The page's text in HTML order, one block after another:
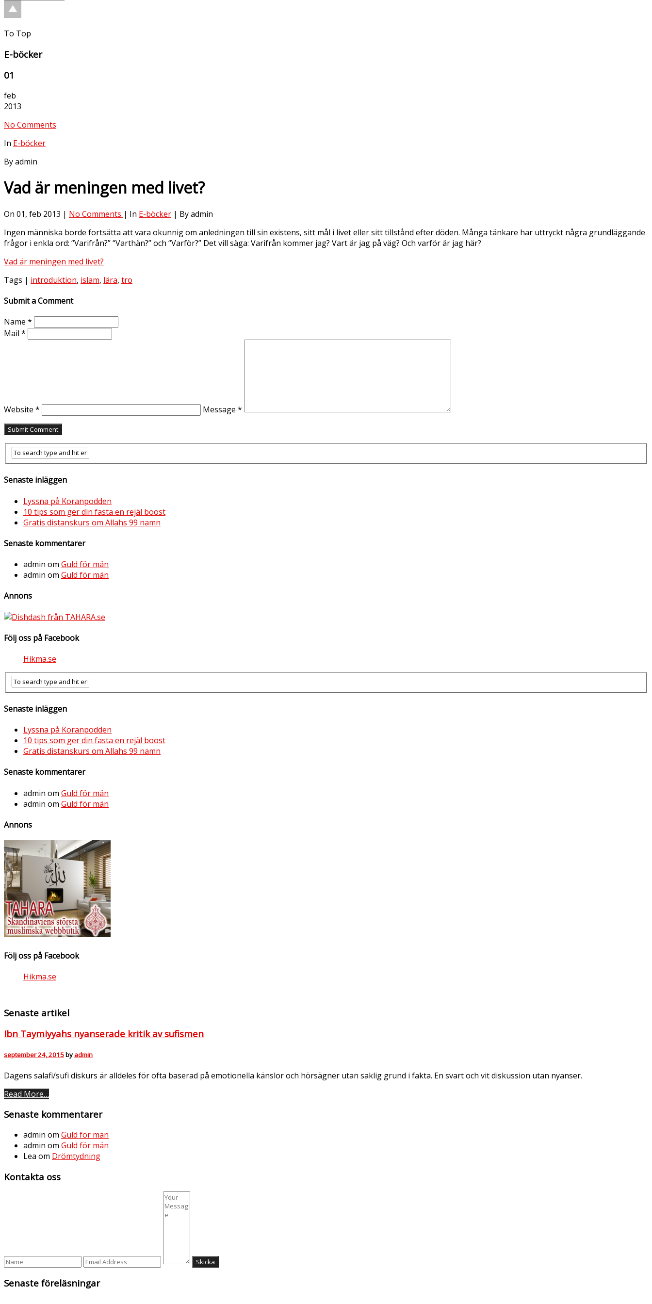
To Top
E-böcker
01
feb
2013
No Comments
In E-böcker
By admin
Vad är meningen med livet?
On 01, feb 2013 | No Comments | In E-böcker | By admin
Ingen människa borde fortsätta att vara okunnig om anledningen till sin existens, sitt mål i livet eller sitt tillstånd efter döden. Många tänkare har uttryckt några grundläggande
frågor i enkla ord: “Varifrån?” “Varthän?” och “Varför?” Det vill säga: Varifrån kommer jag? Vart är jag på väg? Och varför är jag här?
Vad är meningen med livet?
Tags | introduktion, islam, lära, tro
Submit a Comment
Name *
Mail *
Website * Message *
Senaste inläggen
Lyssna på Koranpodden
10 tips som ger din fasta en rejäl boost
Gratis distanskurs om Allahs 99 namn
Senaste kommentarer
admin om Guld för män
admin om Guld för män
Annons
Följ oss på Facebook
Hikma.se
Senaste inläggen
Lyssna på Koranpodden
10 tips som ger din fasta en rejäl boost
Gratis distanskurs om Allahs 99 namn
Senaste kommentarer
admin om Guld för män
admin om Guld för män
Annons
Följ oss på Facebook
Hikma.se
Senaste artikel
Ibn Taymiyyahs nyanserade kritik av sufismen
september 24, 2015 byadmin
Dagens salafi/sufi diskurs är alldeles för ofta baserad på emotionella känslor och hörsägner utan saklig grund i fakta. En svart och vit diskussion utan nyanser.
Read More…
Senaste kommentarer
admin om Guld för män
admin om Guld för män
Lea om Drömtydning
Kontakta oss
Senaste föreläsningar